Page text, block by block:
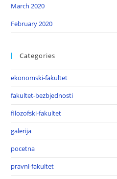
March 2020
February 2020
Categories
ekonomski-fakultet
fakultet-bezbjednosti
filozofski-fakultet
galerija
pocetna
pravni-fakultet